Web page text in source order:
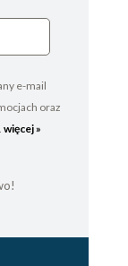
e-mail
oraz
więcej »